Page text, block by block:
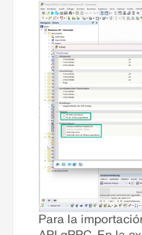
turbulencia.
Leer más
Para la